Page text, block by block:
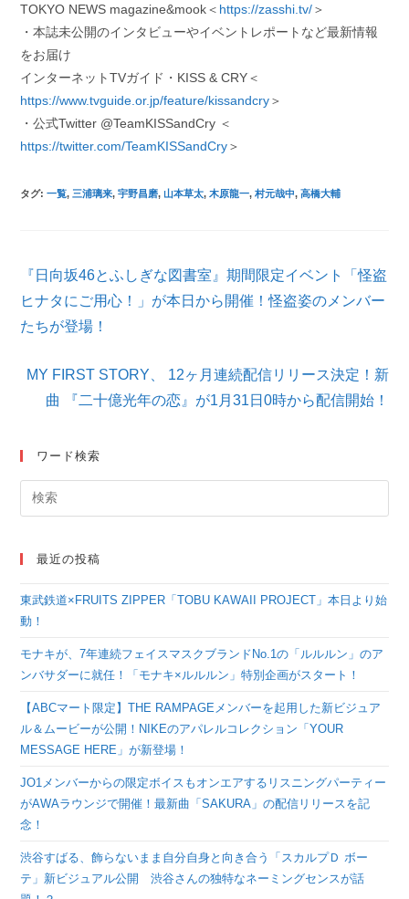
TOKYO NEWS magazine&mook＜ https://zasshi.tv/＞
・本誌未公開のインタビューやイベントレポートなど最新情報
をお届け
インターネットTVガイド・KISS & CRY＜
https://www.tvguide.or.jp/feature/kissandcry＞
・公式Twitter @TeamKISSandCry ＜
https://twitter.com/TeamKISSandCry＞
タグ:一覧, 三浦璃来, 宇野昌磨, 山本草太, 木原龍一, 村元哉中, 高橋大輔
そ
他
の
記
を
『日向坂46とふしぎな図書室』期間限定イベント「怪盗
ヒナタにご用心！」が本日から開催！怪盗姿のメンバー
たちが登場！
MY FIRST STORY、 12ヶ月連続配信リリース決定！新
曲 『二十億光年の恋』が1月31日0時から配信開始！
ワード検索
最近の投稿
東武鉄道×FRUITS ZIPPER「TOBU KAWAII PROJECT」本日より始
動！
モナキが、7年連続フェイスマスクブランドNo.1の「ルルルン」のア
ンバサダーに就任！「モナキ×ルルルン」特別企画がスタート！
【ABCマート限定】THE RAMPAGEメンバーを起用した新ビジュア
ル＆ムービーが公開！NIKEのアパレルコレクション「YOUR
MESSAGE HERE」が新登場！
JO1メンバーからの限定ボイスもオンエアするリスニングパーティー
がAWAラウンジで開催！最新曲「SAKURA」の配信リリースを記
念！
渋谷すばる、飾らないまま自分自身と向き合う「スカルプＤ ボー
テ」新ビジュアル公開 渋谷さんの独特なネーミングセンスが話